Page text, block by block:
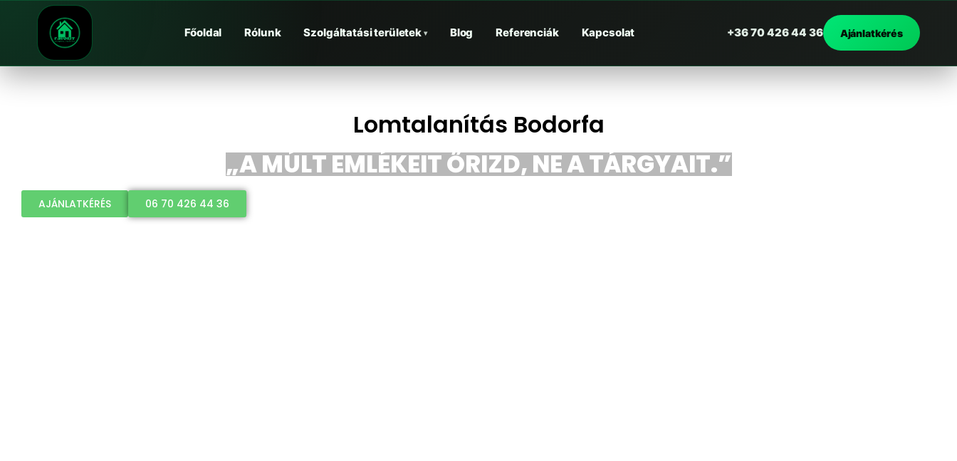
Főoldal Rólunk Szolgáltatási területek ▾ Blog Referenciák Kapcsolat +36 70 426 44 36 Ajánlatkérés
Lomtalanítás Bodorfa
„A MÚLT EMLÉKEIT ŐRIZD, NE A TÁRGYAIT.”
AJÁNLATKÉRÉS 06 70 426 44 36